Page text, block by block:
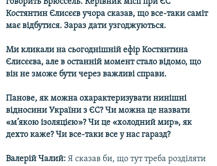
говорить Брюссель. Керівник місії при ЄС
Костянтин Єлисєєв учора сказав, що все-таки саміт
має відбутися. Зараз дати узгоджуються.
Ми кликали на сьогоднішній ефір Костянтина
Єлисєєва, але в останній момент стало відомо, що
він не зможе бути через важливі справи.
Панове, як можна охарактеризувати нинішні
відносини України з ЄС? Чи можна це назвати
«м’якою ізоляцією»? Чи це «холодний мир», як
дехто каже? Чи все-таки все у нас гаразд?
Валерій Чалий: Я сказав би, що тут треба розділяти